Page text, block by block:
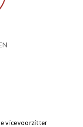
vicevoorzitter